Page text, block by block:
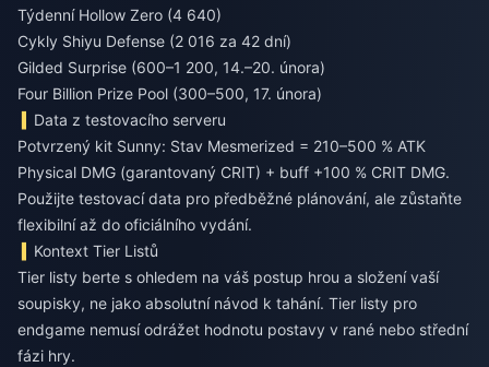
Týdenní Hollow Zero (4 640)
Cykly Shiyu Defense (2 016 za 42 dní)
Gilded Surprise (600–1 200, 14.–20. února)
Four Billion Prize Pool (300–500, 17. února)
Data z testovacího serveru
Potvrzený kit Sunny: Stav Mesmerized = 210–500 % ATK
Physical DMG (garantovaný CRIT) + buff +100 % CRIT DMG.
Použijte testovací data pro předběžné plánování, ale zůstaňte
flexibilní až do oficiálního vydání.
Kontext Tier Listů
Tier listy berte s ohledem na váš postup hrou a složení vaší
soupisky, ne jako absolutní návod k tahání. Tier listy pro
endgame nemusí odrážet hodnotu postavy v rané nebo střední
fázi hry.